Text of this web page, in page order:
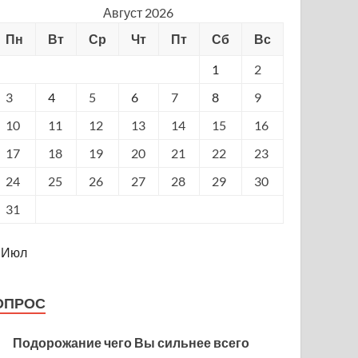
Август 2026
Пн
Вт Ср Чт Пт Сб
Вс
1
2
3
4 5 6 7 8
9
10
11 12 13 14 15
16
17
18 19 20 21 22
23
24
25 26 27 28 29
30
31
Июл
Подорожание чего Вы сильнее всего